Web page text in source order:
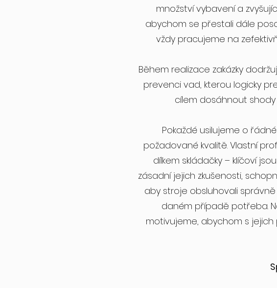
množství vybavení a
abychom se přestali dále
vždy pracujeme na
Během realizace zakázky
prevenci vad, kterou logicky
cílem dosáhnout shody
Pokaždé usilujeme o
požadované kvalitě. Vlastní
dílkem skládačky – klíčoví
zásadní jejich zkušenosti,
aby stroje obsluhovali
daném případě potřeba.
motivujeme, abychom s